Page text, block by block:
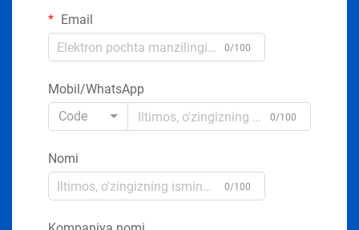
Email
0/100
Mobil/WhatsApp
Code
0/100
Nomi
0/100